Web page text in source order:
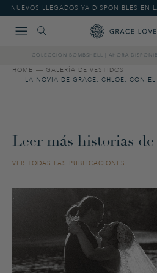
Please
note:
website
accessibility
system.
NUEVOS LLEGADOS YA DISPONIBLES EN
COLECCIÓN BOMBSHELL | AHORA
HOME
GALERÍA DE VESTIDOS
LA NOVIA DE GRACE, CHLOE, CON
Leer más historias
VER TODAS LAS PUBLICACIONES